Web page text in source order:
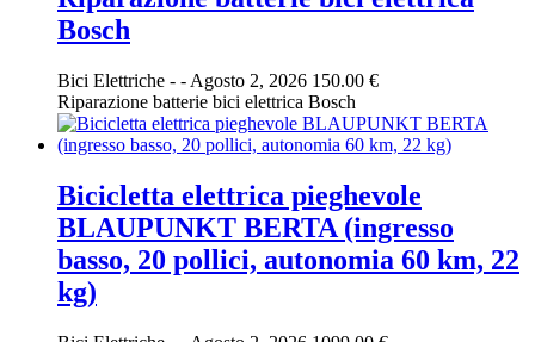
Bosch
Bici Elettriche - - Agosto 2, 2026 150.00 €
Riparazione batterie bici elettrica Bosch
Bicicletta elettrica pieghevole
BLAUPUNKT BERTA (ingresso
basso, 20 pollici, autonomia 60 km, 22
kg)